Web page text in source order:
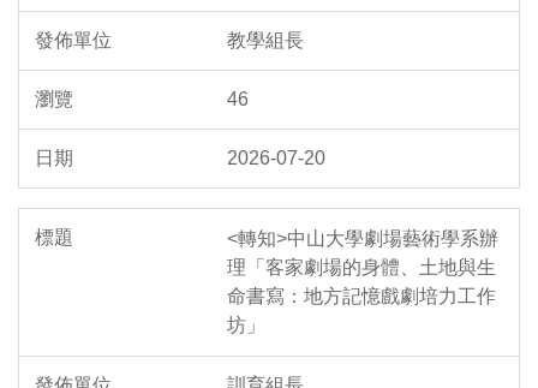
教學組長
46
2026-07-20
<轉知>中山大學劇場藝術學系辦
理「客家劇場的身體、土地與生
命書寫：地方記憶戲劇培力工作
坊」